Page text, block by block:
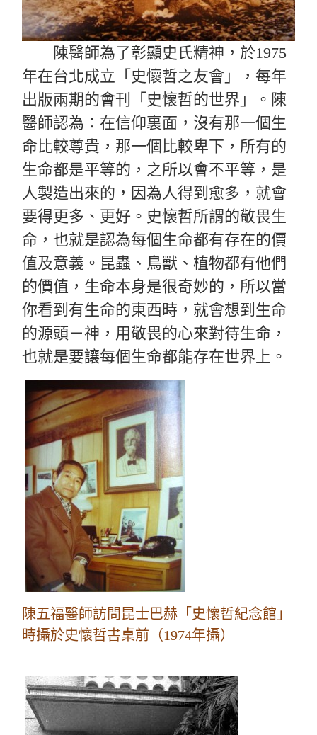
陳醫師為了彰顯史氏精神，於1975
年在台北成立「史懷哲之友會」，每年
出版兩期的會刊「史懷哲的世界」。陳
醫師認為：在信仰裏面，沒有那一個生
命比較尊貴，那一個比較卑下，所有的
生命都是平等的，之所以會不平等，是
人製造出來的，因為人得到愈多，就會
要得更多、更好。史懷哲所謂的敬畏生
命，也就是認為每個生命都有存在的價
值及意義。昆蟲、鳥獸、植物都有他們
的價值，生命本身是很奇妙的，所以當
你看到有生命的東西時，就會想到生命
的源頭－神，用敬畏的心來對待生命，
也就是要讓每個生命都能存在世界上。
陳五福醫師訪問昆士巴赫「史懷哲紀念館」
時攝於史懷哲書桌前（1974年攝）